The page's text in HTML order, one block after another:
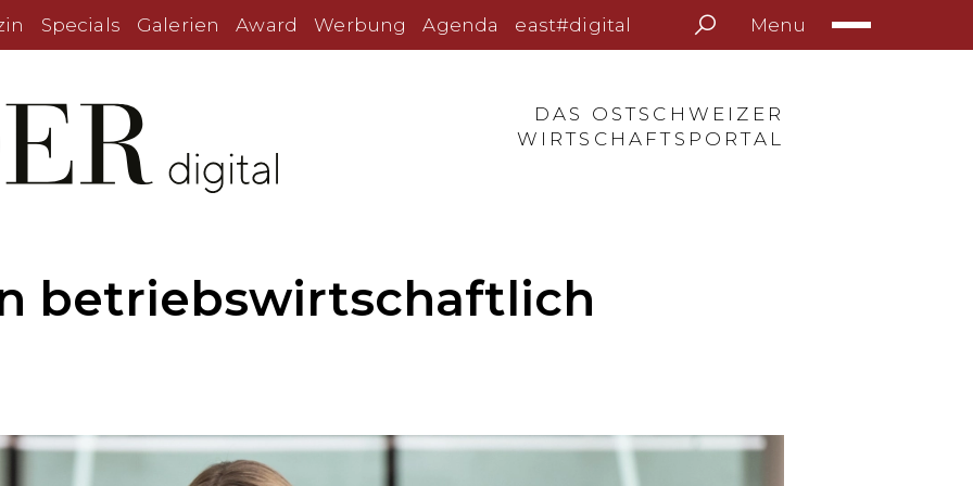
Specials Galerien Award Werbung Agenda east#digital Menu
DAS OSTSCHWEIZER
WIRTSCHAFTSPORTAL
betriebswirtschaftlich